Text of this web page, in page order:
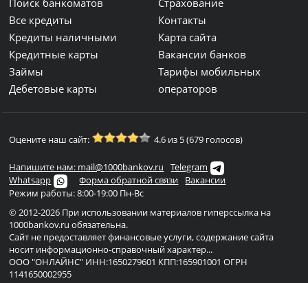
Поиск банкоматов
Все кредиты
Кредиты наличными
Кредитные карты
Займы
Дебетовые карты
Страхование
Контакты
Карта сайта
Вакансии банков
Тарифы мобильных
операторов
Оцените наш сайт: 4.6 из 5 (679 голосов)
Напишите нам: mail@1000bankov.ru
Telegram
Whatsapp
Форма обратной связи
Вакансии
Режим работы: 8:00-19:00 Пн-Вс
© 2012-2026 При использовании материалов гиперссылка на
1000bankov.ru обязательна.
Сайт не предоставляет финансовые услуги, содержание сайта
носит информационно-справочный характер...
ООО "ОНЛАЙНС" ИНН:1650279601 КПП:165901001 ОГРН
1141650002955